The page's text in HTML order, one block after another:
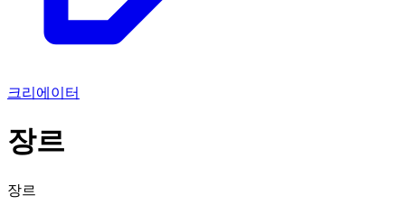
크리에이터
장르
장르